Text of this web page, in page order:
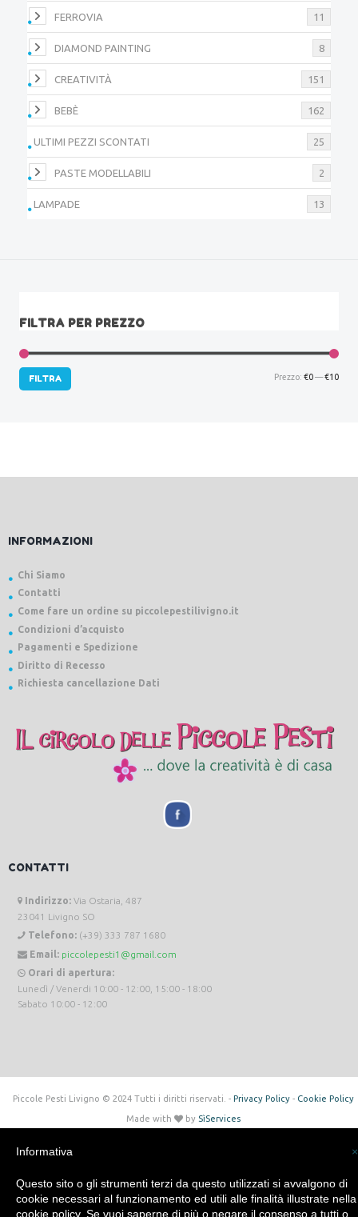
FERROVIA 11
DIAMOND PAINTING 8
CREATIVITÀ 151
BEBÈ 162
ULTIMI PEZZI SCONTATI 25
PASTE MODELLABILI 2
LAMPADE 13
FILTRA PER PREZZO
FILTRA Prezzo: €0—€10
INFORMAZIONI
Chi Siamo
Contatti
Come fare un ordine su piccolepestilivigno.it
Condizioni d’acquisto
Pagamenti e Spedizione
Diritto di Recesso
Richiesta cancellazione Dati
CONTATTI
Indirizzo: Via Ostaria, 487
23041 Livigno SO
Telefono: (+39) 333 787 1680
Email: piccolepesti1@gmail.com
Orari di apertura:
Lunedì / Venerdi 10:00 - 12:00, 15:00 - 18:00
Sabato 10:00 - 12:00
Piccole Pesti Livigno © 2024 Tutti i diritti riservati. - Privacy Policy- Cookie Policy
Made with by SìServices
×
Informativa
Questo sito o gli strumenti terzi da questo utilizzati si avvalgono di
cookie necessari al funzionamento ed utili alle finalità illustrate nella
cookie policy. Se vuoi saperne di più o negare il consenso a tutti o